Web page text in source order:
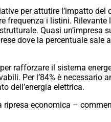
per attutire l’impatto
frequenza i listini.
Quasi un’impresa
dove la percentuale sale
rafforzare il sistema
Per l’84% è necessario
dell’energia elettrica.
economica –